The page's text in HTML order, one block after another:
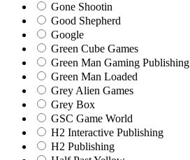
Gone Shootin
Good Shepherd
Google
Green Cube Games
Green Man Gaming Publishing
Green Man Loaded
Grey Alien Games
Grey Box
GSC Game World
H2 Interactive Publishing
H2 Publishing